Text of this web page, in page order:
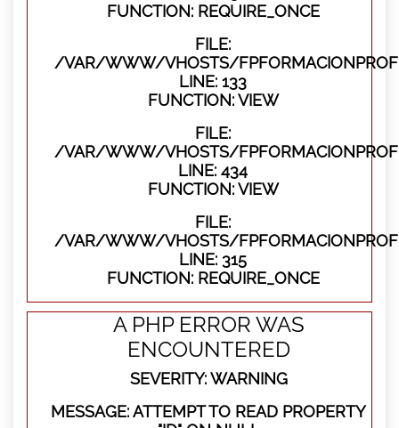
FUNCTION: REQUIRE_ONCE
FILE:
/VAR/WWW/VHOSTS/
LINE: 133
FUNCTION: VIEW
FILE:
/VAR/WWW/VHOSTS/
LINE: 434
FUNCTION: VIEW
FILE:
/VAR/WWW/VHOSTS/
LINE: 315
FUNCTION: REQUIRE_ONCE
A PHP ERROR WAS
ENCOUNTERED
SEVERITY: WARNING
MESSAGE: ATTEMPT TO READ PROPERTY